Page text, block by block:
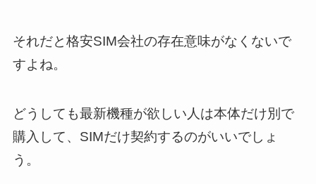
それだと格安SIM会社の存在意味がなくないで
すよね。
どうしても最新機種が欲しい人は本体だけ別で
購入して、SIMだけ契約するのがいいでしょ
う。